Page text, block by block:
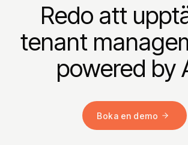
Redo att
tenant
powered by
Boka en demo